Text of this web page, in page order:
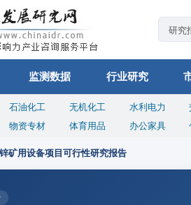
监测数据 行业研究
石油化工 无机化工 水利电力
物资专材 体育用品 办公家具
矿用设备项目可行性研究报告